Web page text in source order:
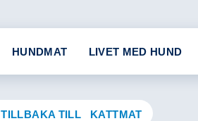
HUNDMAT LIVET MED HUND
TILLBAKA TILL KATTMAT